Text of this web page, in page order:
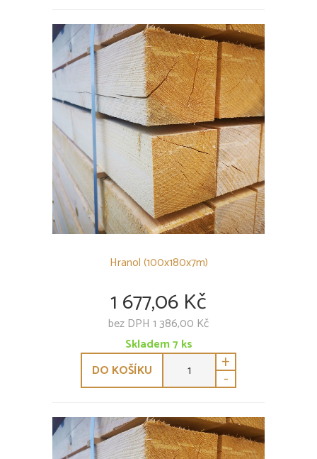
Hranol (100x180x7m)
1 677,06 Kč
bez DPH 1 386,00 Kč
Skladem7ks
DO KOŠÍKU
+
-